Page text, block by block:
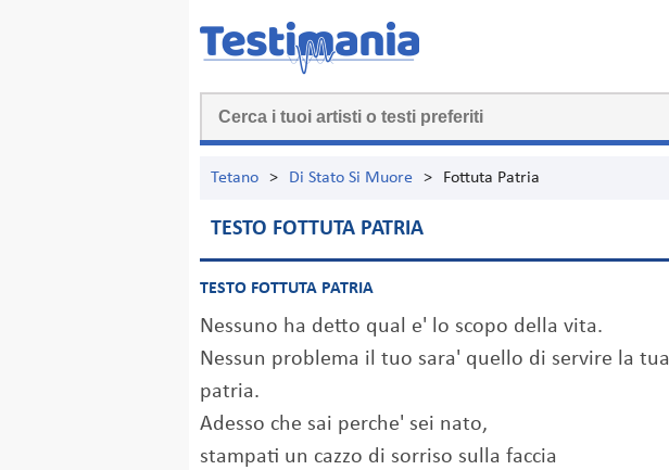
Tetano > Di Stato Si Muore > Fottuta Patria
TESTO FOTTUTA PATRIA
TESTO FOTTUTA PATRIA
Nessuno ha detto qual e' lo scopo della vita.
Nessun problema il tuo sara' quello di servire la tua
patria.
Adesso che sai perche' sei nato,
stampati un cazzo di sorriso sulla faccia